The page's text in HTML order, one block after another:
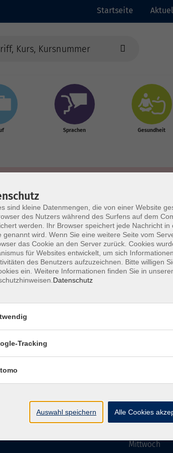
Startseite
Sprachen Gesundheit
Impressum AGBs
e. V.
Dienstag
Mittwoch
sind kleine Datenmengen, die von einer Website
des Nutzers während des Surfens auf dem
werden. Ihr Browser speichert jede Nachricht in
genannt wird. Wenn Sie eine weitere Seite vom
das Cookie an den Server zurück. Cookies
für Websites entwickelt, um sich
des Benutzers aufzuzeichnen. Bitte willigen
ein. Weitere Informationen finden Sie in
Datenschutz
Tracking
Auswahl speichern Alle Cookies